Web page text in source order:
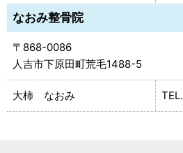
なおみ整骨院
868-0086
人吉市下原田町荒毛1488-5
大柿 なおみ